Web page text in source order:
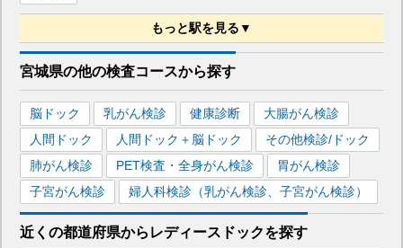
もっと駅を見る▼
■JR東北本線(黒磯～利府・盛岡)
仙台駅
■仙台市営地下鉄南北線
仙台駅 勾当台公園駅
■仙台市営地下鉄東西線
宮城県の他の検査コースから探す
脳ドック 乳がん検診 健康診断
大腸がん検診
人間ドック
人間ドック＋脳ドック
その他検診/ドック
肺がん検診
PET検査・全身がん検診
胃がん検診
子宮がん検診
婦人科検診（乳がん検診、子宮がん検診）
近くの都道府県から レディースドックを探す